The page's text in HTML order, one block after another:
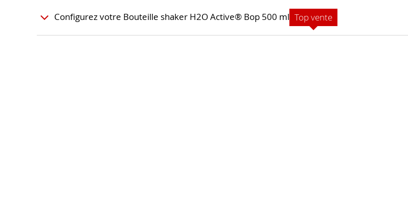
Configurez votre Bouteille shaker H2O Active® Bop 500 ml Top vente